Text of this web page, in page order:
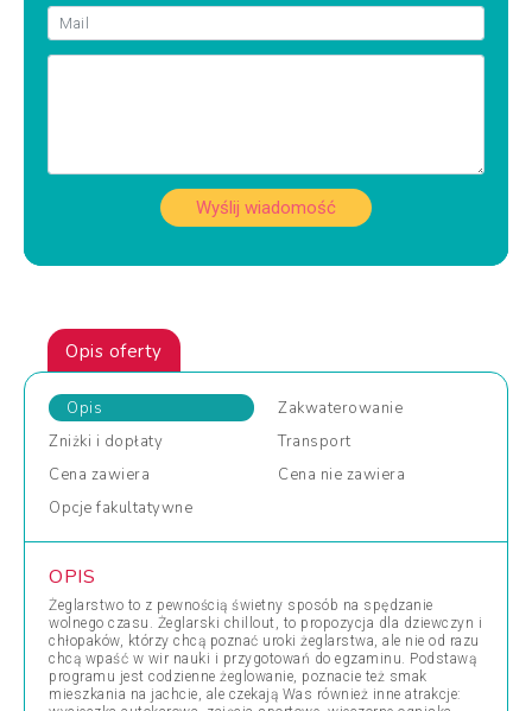
Wyślij wiadomość
Opis oferty
Opis
Zakwaterowanie
Zniżki i dopłaty
Transport
Cena zawiera Cena nie zawiera
Opcje fakultatywne
OPIS
Żeglarstwo to z pewnością świetny sposób na spędzanie
wolnego czasu. Żeglarski chillout, to propozycja dla dziewczyn i
chłopaków, którzy chcą poznać uroki żeglarstwa, ale nie od razu
chcą wpaść w wir nauki i przygotowań do egzaminu. Podstawą
programu jest codzienne żeglowanie, poznacie też smak
mieszkania na jachcie, ale czekają Was również inne atrakcje: